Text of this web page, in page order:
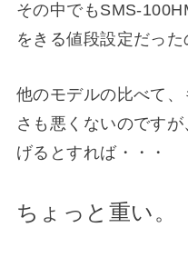
その中でもSMS-
をきる値段設定だった
他のモデルの比べて
さも悪くないのです
げるとすれば・・・
ちょっと重い。